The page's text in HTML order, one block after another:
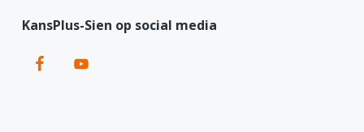
KansPlus-Sien op social media